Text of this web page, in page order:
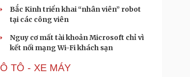
Bắc Kinh triển khai “nhân viên” robot
tại các công viên
Nguy cơ mất tài khoản Microsoft chỉ vì
kết nối mạng Wi-Fi khách sạn
Ô TÔ - XE MÁY